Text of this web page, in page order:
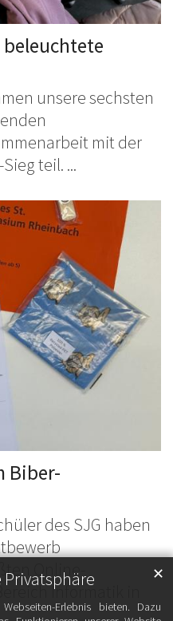
Erlebnis bieten. Dazu
✕
unsere sechsten
mit der
teil. ...
Biber-
des SJG haben
Online-
Informatik in